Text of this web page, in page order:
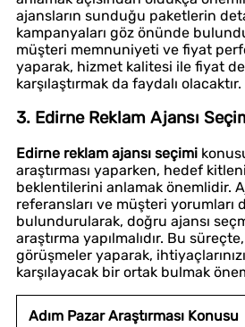
ajansların sunduğu paketlerin
kampanyaları göz önünde
müşteri memnuniyeti ve fiyat
yaparak, hizmet kalitesi ile fiyat
karşılaştırmak da faydalı olacaktır.
3. Edirne Reklam Ajansı
Edirne reklam ajansı seçimi
araştırması yaparken, hedef
beklentilerini anlamak önemlidir.
referansları ve müşteri yorumları
bulundurularak, doğru ajansı
araştırma yapılmalıdır. Bu
görüşmeler yaparak,
karşılayacak bir ortak bulmak
Adım Pazar Araştırması Konusu